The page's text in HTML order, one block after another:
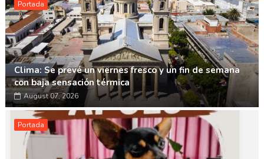
Portada
Clima: Se prevé un viernes fresco y un fin de semana
con baja sensación térmica
August 07, 2026
Portada